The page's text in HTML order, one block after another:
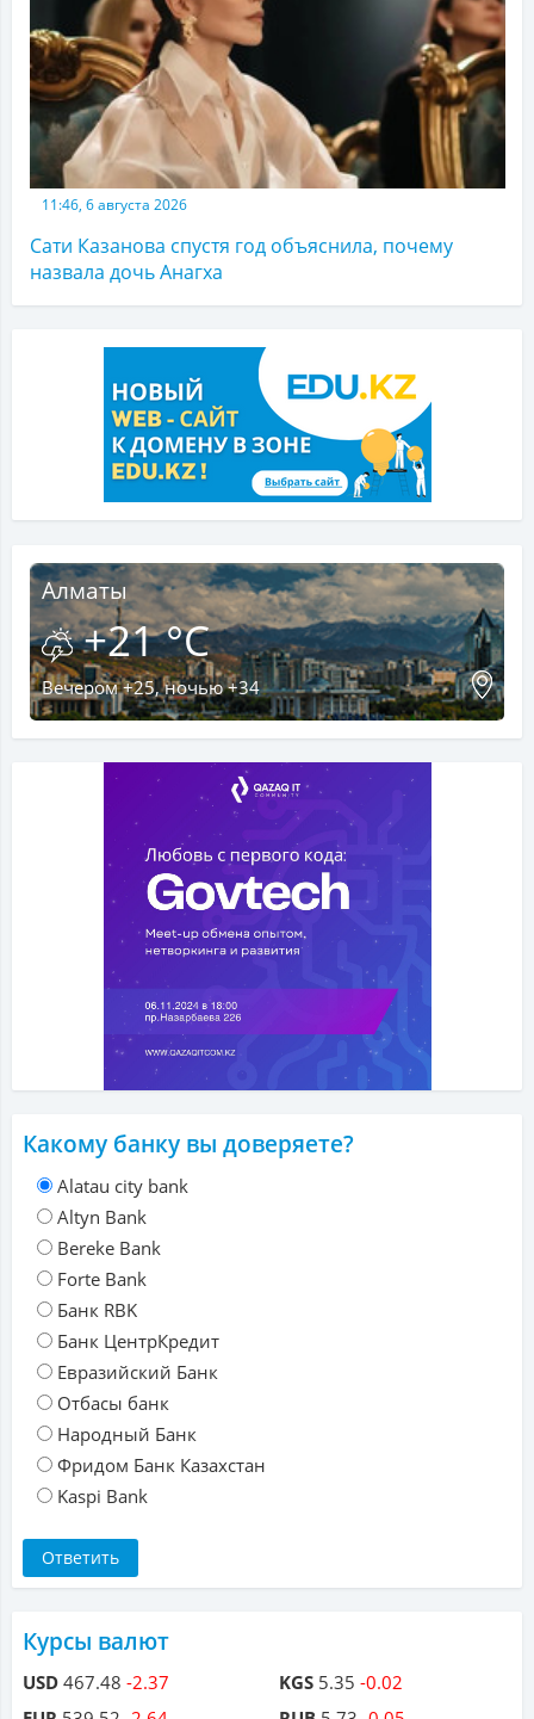
11:46, 6 августа 2026
Сати Казанова спустя год объяснила, почему
назвала дочь Анагха
Алматы
+21 °C
Вечером +25, ночью +34
Какому банку вы доверяете?
Alatau city bank
Altyn Bank
Bereke Bank
Forte Bank
Банк RBK
Банк ЦентрКредит
Евразийский Банк
Отбасы банк
Народный Банк
Фридом Банк Казахстан
Kaspi Bank
Курсы валют
USD 467.48 -2.37
KGS 5.35 -0.02